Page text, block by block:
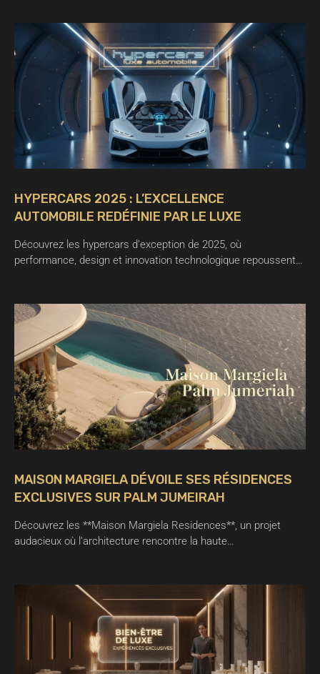
HYPERCARS 2025 : L’EXCELLENCE
AUTOMOBILE REDÉFINIE PAR LE LUXE
Découvrez les hypercars d’exception de 2025, où
performance, design et innovation technologique repoussent…
MAISON MARGIELA DÉVOILE SES RÉSIDENCES
EXCLUSIVES SUR PALM JUMEIRAH
Découvrez les **Maison Margiela Residences**, un projet
audacieux où l’architecture rencontre la haute…